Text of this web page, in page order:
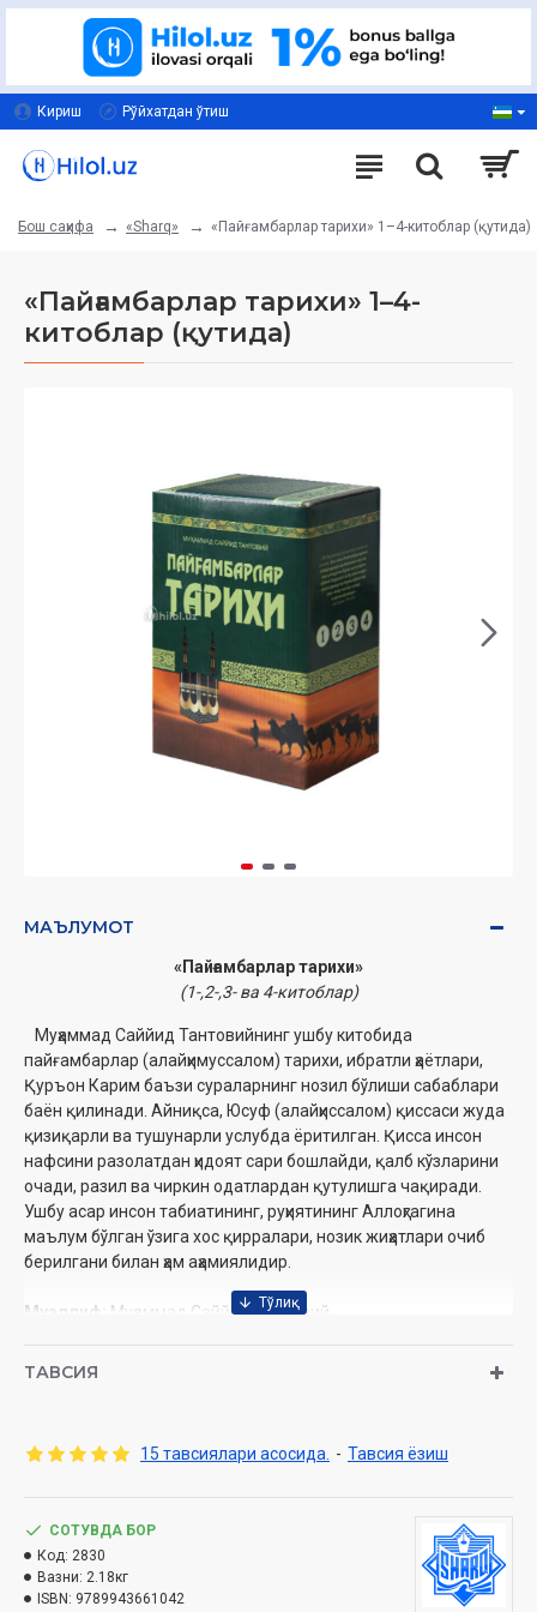
Кириш Рўйхатдан ўтиш
Бош саҳифа «Sharq» «Пайғамбарлар тарихи» 1–4-китоблар (қутида)
«Пайғамбарлар тарихи» 1–4-
китоблар (қутида)
МАЪЛУМОТ
«Пайғамбарлар тарихи»
(1-,2-,3- ва 4-китоблар)
Муҳаммад Саййид Тантовийнинг ушбу китобида
пайғамбарлар (алайҳимуссалом) тарихи, ибратли ҳаётлари,
Қуръон Карим баъзи сураларнинг нозил бўлиши сабаблари
баён қилинади. Айниқса, Юсуф (алайҳиссалом) қиссаси жуда
қизиқарли ва тушунарли услубда ёритилган. Қисса инсон
нафсини разолатдан ҳидоят сари бошлайди, қалб кўзларини
очади, разил ва чиркин одатлардан қутулишга чақиради.
Ушбу асар инсон табиатининг, руҳиятининг Аллоҳгагина
маълум бўлган ўзига хос қирралари, нозик жиҳатлари очиб
берилгани билан ҳам аҳамиялидир.
Муаллиф: Муҳаммад Саййид Тантовий
Номи: «Пайғамбарлар тарихи» 1–4-китоблар (қутида)
2-китоб336 бет
ISBN:978-9943-6610-4-2
Бичими:60x90 1/16
Муқоваси:қаттиқ
ТАВСИЯ
15 тавсиялари асосида. - Тавсия ёзиш
СОТУВДА БОР
Код: 2830
Вазни: 2.18кг
ISBN: 9789943661042